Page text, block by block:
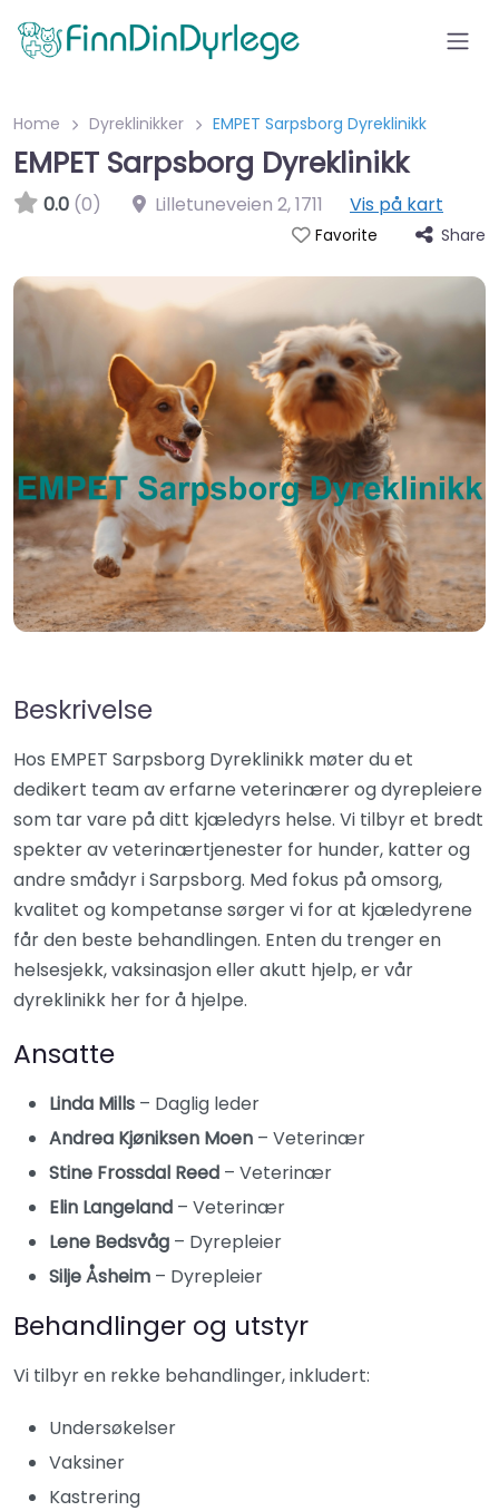
Home Dyreklinikker EMPET Sarpsborg Dyreklinikk
EMPET Sarpsborg Dyreklinikk
0.0 (0) Lilletuneveien 2,1711 Vis på kart
Favorite Share
Beskrivelse
Hos EMPET Sarpsborg Dyreklinikk møter du et
dedikert team av erfarne veterinærer og dyrepleiere
som tar vare på ditt kjæledyrs helse. Vi tilbyr et bredt
spekter av veterinærtjenester for hunder, katter og
andre smådyr i Sarpsborg. Med fokus på omsorg,
kvalitet og kompetanse sørger vi for at kjæledyrene
får den beste behandlingen. Enten du trenger en
helsesjekk, vaksinasjon eller akutt hjelp, er vår
dyreklinikk her for å hjelpe.
Ansatte
Linda Mills – Daglig leder
Andrea Kjøniksen Moen – Veterinær
Stine Frossdal Reed – Veterinær
Elin Langeland – Veterinær
Lene Bedsvåg – Dyrepleier
Silje Åsheim – Dyrepleier
Behandlinger og utstyr
Vi tilbyr en rekke behandlinger, inkludert:
Undersøkelser
Vaksiner
Kastrering